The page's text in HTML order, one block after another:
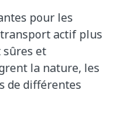
pour les
actif plus
sûres et
la nature, les
de différentes